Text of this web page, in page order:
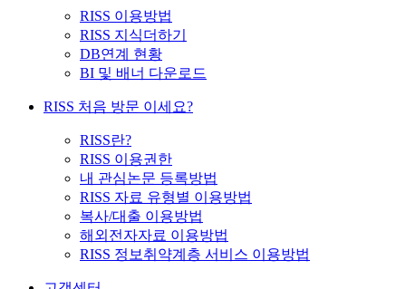
RISS 이용방법
RISS 지식더하기
DB연계 현황
BI 및 배너 다운로드
RISS 처음 방문 이세요?
RISS란?
RISS 이용권한
내 관심논문 등록방법
RISS 자료 유형별 이용방법
복사/대출 이용방법
해외전자자료 이용방법
RISS 정보취약계층 서비스 이용방법